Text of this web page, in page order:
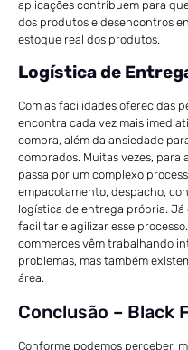
aplicações contribuem para
dos produtos e desencontros
estoque real dos produtos.
Logística de
Com as facilidades oferecidas
encontra cada vez mais
compra, além da ansiedade
comprados. Muitas vezes, para
passa por um complexo
empacotamento, despacho,
logística de entrega própria. Já
facilitar e agilizar esse
commerces vêm trabalhando
problemas, mas também
área.
Conclusão – Black
Conforme podemos perceber,